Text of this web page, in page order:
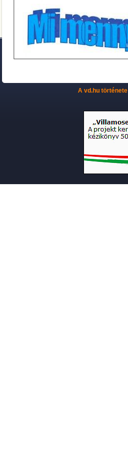
A vd.hu története